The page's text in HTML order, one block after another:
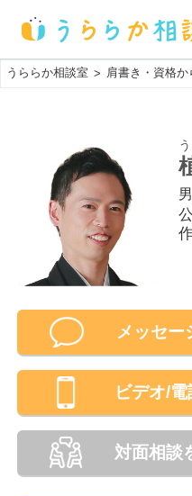
うららか相談室 > 肩書き・資格か
メッセー
ビデオ/
対面相談